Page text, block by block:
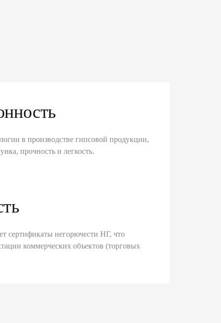
в производстве гипсовой продукции,
прочность и легкость.
сертификаты негорючести НГ, что
коммерческих объектов (торговых